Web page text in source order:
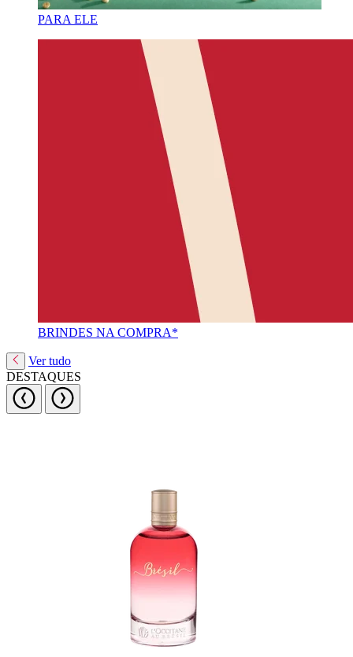
PARA ELE
BRINDES NA COMPRA*
Ver tudo
DESTAQUES